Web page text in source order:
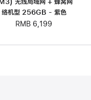
无线局域网 + 蜂窝网
络机型 256GB - 紫色
RMB 6,199